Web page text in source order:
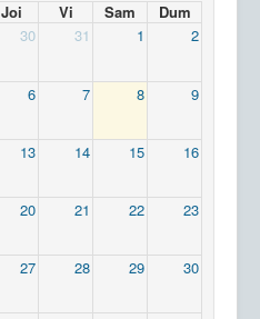
Joi Vi Sam
Dum
30 31 1 2
6 7 8 9
13 14 15 16
20 21 22 23
27 28 29 30